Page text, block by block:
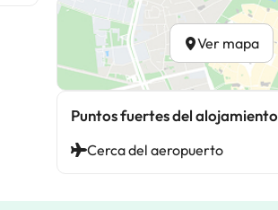
Ver mapa
Puntos fuertes del alojamiento
Cerca del aeropuerto